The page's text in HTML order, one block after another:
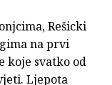
Rešicki
na prvi
koje svatko od
Ljepota